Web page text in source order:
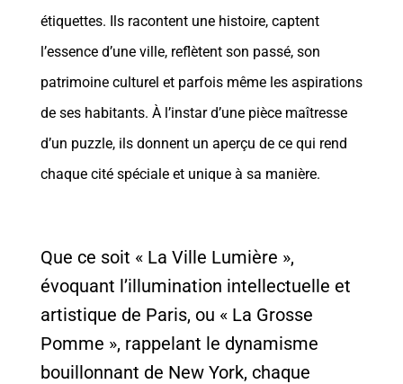
étiquettes. Ils racontent une histoire, captent
l’essence d’une ville, reflètent son passé, son
patrimoine culturel et parfois même les aspirations
de ses habitants. À l’instar d’une pièce maîtresse
d’un puzzle, ils donnent un aperçu de ce qui rend
chaque cité spéciale et unique à sa manière.
Que ce soit « La Ville Lumière »,
évoquant l’illumination intellectuelle et
artistique de Paris, ou « La Grosse
Pomme », rappelant le dynamisme
bouillonnant de New York, chaque